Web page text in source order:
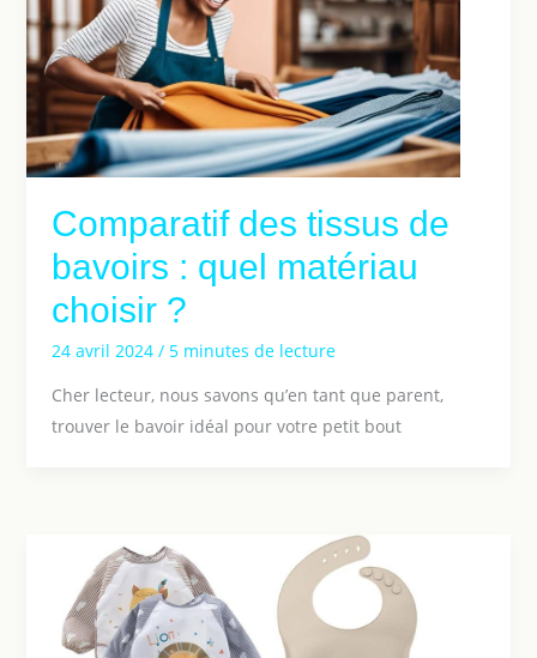
Comparatif des tissus de
bavoirs : quel matériau
choisir ?
24 avril 2024 / 5 minutes de lecture
Cher lecteur, nous savons qu’en tant que parent,
trouver le bavoir idéal pour votre petit bout